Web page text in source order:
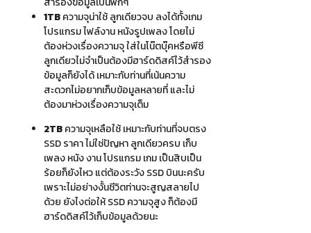
1TBความจุน่าใช้ ลูกเดียวจบ ลงได้ทั้งเกม
โปรแกรม ไฟล์งาน หนังรูปเพลง โดยไม่
ต้องห่วงเรื่องความจุ ใส่ในโน๊ตบุ๊คหรือพีซี
ลูกเดียวไม่จำเป็นต้องมีฮาร์ดดิสค์ไว้สำรอง
ข้อมูลก็ยังได้ เหมาะกับท่านที่เน้นความ
สะดวกไม่อยากเก็บข้อมูลหลายที่ และไม่
ต้องมาห่วงเรื่องความจุเต็ม
2TBความจุเหลือใช้ เหมาะกับท่านที่จบตรง
SSD ราคา ไม่ใช่ปัญหา ลูกเดียวครบ เก็บ
เพลง หนัง งาน โปรแกรม เกม เป็นสิบเป็น
ร้อยก็ยังไหว แต่ต้องระวัง SSD บินนะครับ
เพราะไม่อย่างงั้นชีวิตท่านจะสูญสลายไป
ด้วย ยังไงต่อให้ SSD ความจุสูง ก็ต้องมี
ฮาร์ดดิสค์ไว้เก็บข้อมูลด้วยนะ